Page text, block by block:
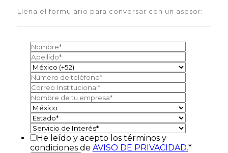
Llena el formulario para conversar con un asesor:
He leído y acepto los términos y
condiciones de AVISO DE PRIVACIDAD.*